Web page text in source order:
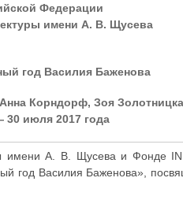
Федерации
имени А. В. Щусева
год Василия Баженова
Корндорф, Зоя
30 июля 2017 года
имени А. В. Щусева и Фонде IN
год Василия Баженова»,